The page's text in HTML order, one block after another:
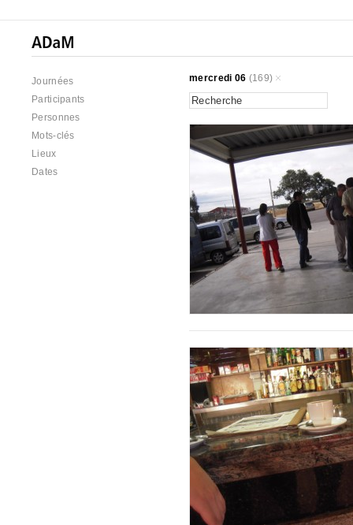
Journées
Participants
Personnes
Mots-clés
Lieux
Dates
mercredi 06 (169)